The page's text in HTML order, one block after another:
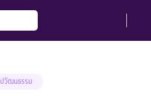
วัฒนธรรม